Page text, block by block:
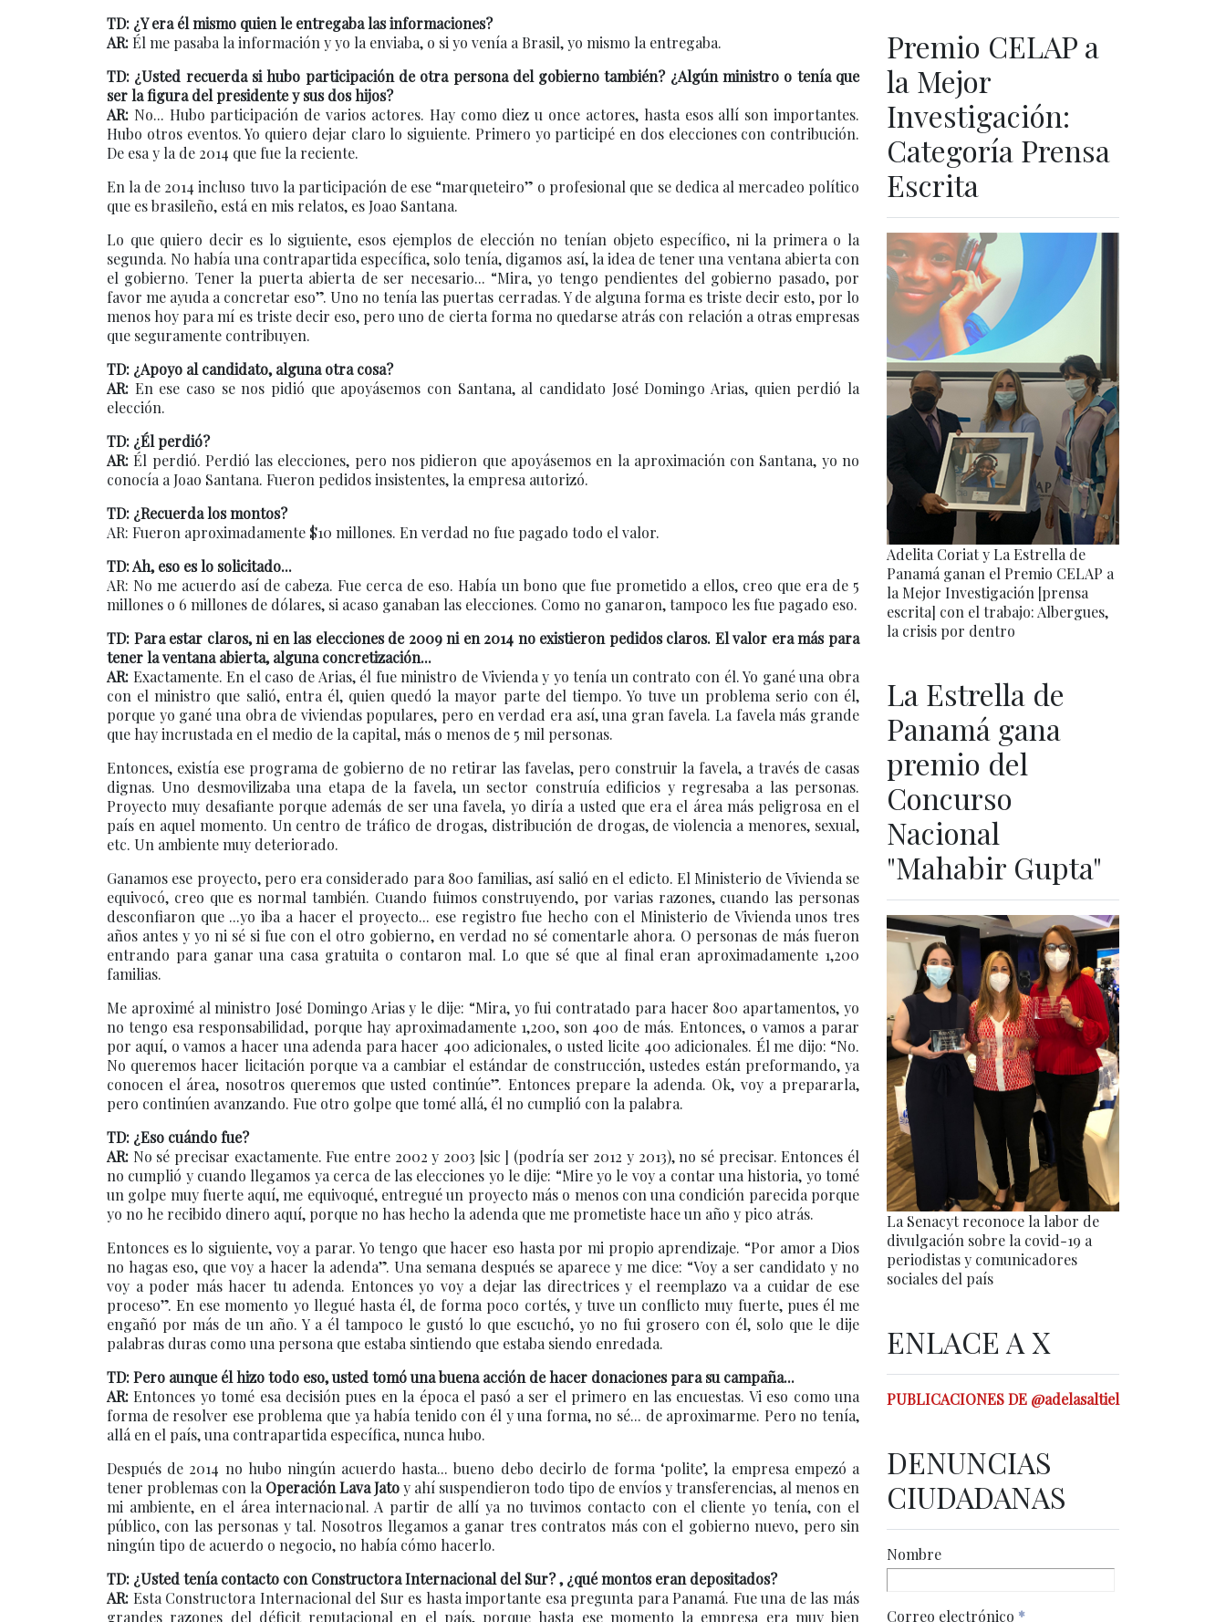
TD: ¿Y era él mismo quien le entregaba las informaciones?
AR:Él me pasaba la información y yo la enviaba, o si yo venía a Brasil, yo mismo la entregaba.
TD: ¿Usted recuerda si hubo participación de otra persona del gobierno también? ¿Algún ministro o tenía que
ser la figura del presidente y sus dos hijos?
AR: No... Hubo participación de varios actores. Hay como diez u once actores, hasta esos allí son importantes.
Hubo otros eventos. Yo quiero dejar claro lo siguiente. Primero yo participé en dos elecciones con contribución.
De esa y la de 2014 que fue la reciente.
En la de 2014 incluso tuvo la participación de ese “marqueteiro” o profesional que se dedica al mercadeo político
que es brasileño, está en mis relatos, es Joao Santana.
Lo que quiero decir es lo siguiente, esos ejemplos de elección no tenían objeto específico, ni la primera o la
segunda. No había una contrapartida específica, solo tenía, digamos así, la idea de tener una ventana abierta con
el gobierno. Tener la puerta abierta de ser necesario... “Mira, yo tengo pendientes del gobierno pasado, por
favor me ayuda a concretar eso”. Uno no tenía las puertas cerradas. Y de alguna forma es triste decir esto, por lo
menos hoy para mí es triste decir eso, pero uno de cierta forma no quedarse atrás con relación a otras empresas
que seguramente contribuyen.
TD: ¿Apoyo al candidato, alguna otra cosa?
AR: En ese caso se nos pidió que apoyásemos con Santana, al candidato José Domingo Arias, quien perdió la
elección.
TD: ¿Él perdió?
AR:Él perdió. Perdió las elecciones, pero nos pidieron que apoyásemos en la aproximación con Santana, yo no
conocía a Joao Santana. Fueron pedidos insistentes, la empresa autorizó.
TD: ¿Recuerda los montos?
AR: Fueron aproximadamente $10 millones. En verdad no fue pagado todo el valor.
TD: Ah, eso es lo solicitado...
AR: No me acuerdo así de cabeza. Fue cerca de eso. Había un bono que fue prometido a ellos, creo que era de 5
millones o 6 millones de dólares, si acaso ganaban las elecciones. Como no ganaron, tampoco les fue pagado eso.
TD: Para estar claros, ni en las elecciones de 2009 ni en 2014 no existieron pedidos claros. El valor era más para
tener la ventana abierta, alguna concretización...
AR: Exactamente. En el caso de Arias, él fue ministro de Vivienda y yo tenía un contrato con él. Yo gané una obra
con el ministro que salió, entra él, quien quedó la mayor parte del tiempo. Yo tuve un problema serio con él,
porque yo gané una obra de viviendas populares, pero en verdad era así, una gran favela. La favela más grande
que hay incrustada en el medio de la capital, más o menos de 5 mil personas.
Entonces, existía ese programa de gobierno de no retirar las favelas, pero construir la favela, a través de casas
dignas. Uno desmovilizaba una etapa de la favela, un sector construía edificios y regresaba a las personas.
Proyecto muy desafiante porque además de ser una favela, yo diría a usted que era el área más peligrosa en el
país en aquel momento. Un centro de tráfico de drogas, distribución de drogas, de violencia a menores, sexual,
etc. Un ambiente muy deteriorado.
Ganamos ese proyecto, pero era considerado para 800 familias, así salió en el edicto. El Ministerio de Vivienda se
equivocó, creo que es normal también. Cuando fuimos construyendo, por varias razones, cuando las personas
desconfiaron que ...yo iba a hacer el proyecto... ese registro fue hecho con el Ministerio de Vivienda unos tres
años antes y yo ni sé si fue con el otro gobierno, en verdad no sé comentarle ahora. O personas de más fueron
entrando para ganar una casa gratuita o contaron mal. Lo que sé que al final eran aproximadamente 1,200
familias.
Me aproximé al ministro José Domingo Arias y le dije: “Mira, yo fui contratado para hacer 800 apartamentos, yo
no tengo esa responsabilidad, porque hay aproximadamente 1,200, son 400 de más. Entonces, o vamos a parar
por aquí, o vamos a hacer una adenda para hacer 400 adicionales, o usted licite 400 adicionales. Él me dijo: “No.
No queremos hacer licitación porque va a cambiar el estándar de construcción, ustedes están preformando, ya
conocen el área, nosotros queremos que usted continúe”. Entonces prepare la adenda. Ok, voy a prepararla,
pero continúen avanzando. Fue otro golpe que tomé allá, él no cumplió con la palabra.
TD: ¿Eso cuándo fue?
AR: No sé precisar exactamente. Fue entre 2002 y 2003 [sic ] (podría ser 2012 y 2013), no sé precisar. Entonces él
no cumplió y cuando llegamos ya cerca de las elecciones yo le dije: “Mire yo le voy a contar una historia, yo tomé
un golpe muy fuerte aquí, me equivoqué, entregué un proyecto más o menos con una condición parecida porque
yo no he recibido dinero aquí, porque no has hecho la adenda que me prometiste hace un año y pico atrás.
Entonces es lo siguiente, voy a parar. Yo tengo que hacer eso hasta por mi propio aprendizaje. “Por amor a Dios
no hagas eso, que voy a hacer la adenda”. Una semana después se aparece y me dice: “Voy a ser candidato y no
voy a poder más hacer tu adenda. Entonces yo voy a dejar las directrices y el reemplazo va a cuidar de ese
proceso”. En ese momento yo llegué hasta él, de forma poco cortés, y tuve un conflicto muy fuerte, pues él me
engañó por más de un año. Y a él tampoco le gustó lo que escuchó, yo no fui grosero con él, solo que le dije
palabras duras como una persona que estaba sintiendo que estaba siendo enredada.
TD: Pero aunque él hizo todo eso, usted tomó una buena acción de hacer donaciones para su campaña...
AR: Entonces yo tomé esa decisión pues en la época el pasó a ser el primero en las encuestas. Vi eso como una
forma de resolver ese problema que ya había tenido con él y una forma, no sé... de aproximarme. Pero no tenía,
allá en el país, una contrapartida específica, nunca hubo.
Después de 2014 no hubo ningún acuerdo hasta... bueno debo decirlo de forma ‘polite’, la empresa empezó a
tener problemas con la Operación Lava Jatoy ahí suspendieron todo tipo de envíos y transferencias, al menos en
mi ambiente, en el área internacional. A partir de allí ya no tuvimos contacto con el cliente yo tenía, con el
público, con las personas y tal. Nosotros llegamos a ganar tres contratos más con el gobierno nuevo, pero sin
ningún tipo de acuerdo o negocio, no había cómo hacerlo.
TD: ¿Usted tenía contacto con Constructora Internacional del Sur? , ¿qué montos eran depositados?
AR: Esta Constructora Internacional del Sur es hasta importante esa pregunta para Panamá. Fue una de las más
grandes razones del déficit reputacional en el país, porque hasta ese momento la empresa era muy bien
Premio CELAP a
la Mejor
Investigación:
Categoría Prensa
Escrita
Adelita Coriat y La Estrella de
Panamá ganan el Premio CELAP a
la Mejor Investigación [prensa
escrita] con el trabajo: Albergues,
la crisis por dentro
La Estrella de
Panamá gana
premio del
Concurso
Nacional
"Mahabir Gupta"
La Senacyt reconoce la labor de
divulgación sobre la covid-19 a
periodistas y comunicadores
sociales del país
ENLACE A X
PUBLICACIONES DE @adelasaltiel
DENUNCIAS
CIUDADANAS
Nombre
Correo electrónico *